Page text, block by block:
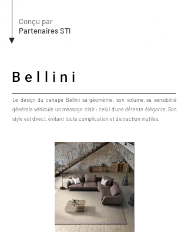
Conçu par
Partenaires STI
Bellini
Le design du canapé Bellini sa géométrie, son volume, sa sensibilité
générale véhicule un message clair : celui d'une détente élégante. Son
style est direct, évitant toute complication et distraction inutiles.